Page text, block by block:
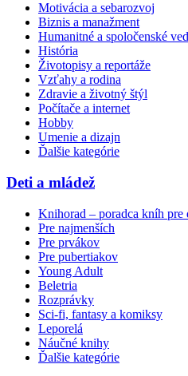
Motivácia a sebarozvoj
Biznis a manažment
Humanitné a spoločenské
História
Životopisy a reportáže
Vzťahy a rodina
Zdravie a životný štýl
Počítače a internet
Hobby
Umenie a dizajn
Ďalšie kategórie
Deti a mládež
Knihorad – poradca kníh pre
Pre najmenších
Pre prvákov
Pre pubertiakov
Young Adult
Beletria
Rozprávky
Sci-fi, fantasy a komiksy
Leporelá
Náučné knihy
Ďalšie kategórie